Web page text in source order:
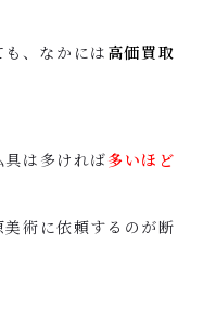
、なかには 高価買取
具は多ければ多いほど
美術に依頼するのが断